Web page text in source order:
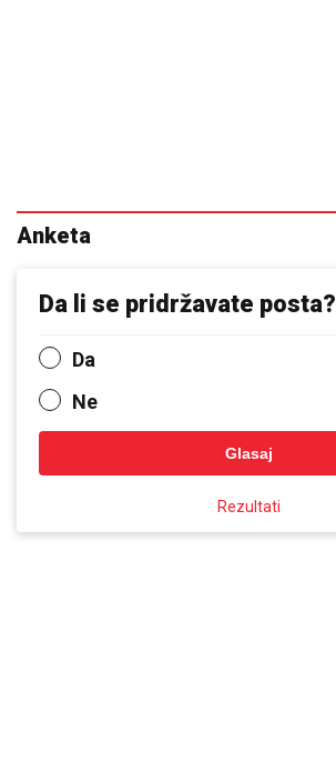
Anketa
Da li se pridržavate posta?
Da
Ne
Glasaj
Rezultati